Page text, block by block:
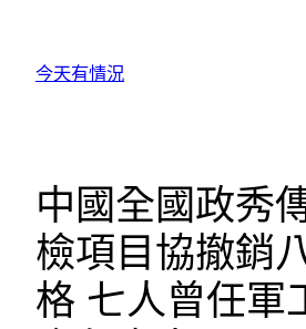
今天有情況
中國全國政秀
檢項目協撤銷
格 七人曾任軍